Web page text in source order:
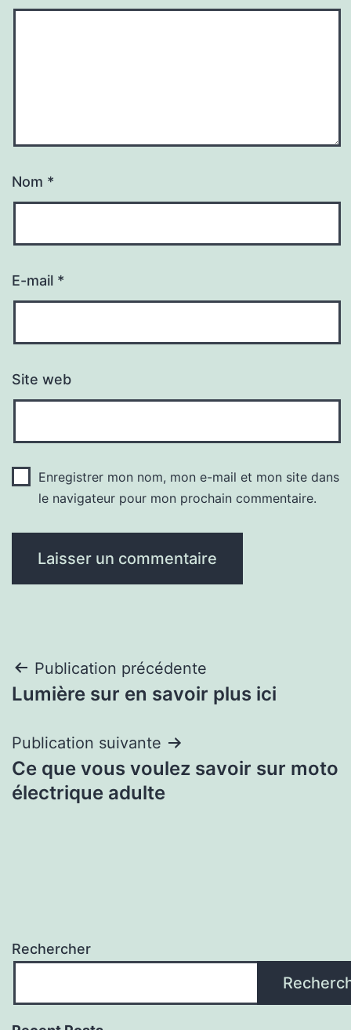
Nom *
E-mail *
Site web
Enregistrer mon nom, mon e-mail et mon site dans
le navigateur pour mon prochain commentaire.
Navigation
de
l’article
Publication précédente
Lumière sur en savoir plus ici
Publication suivante
Ce que vous voulez savoir sur moto
électrique adulte
Rechercher